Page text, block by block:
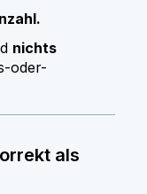
nichts
oder-
als